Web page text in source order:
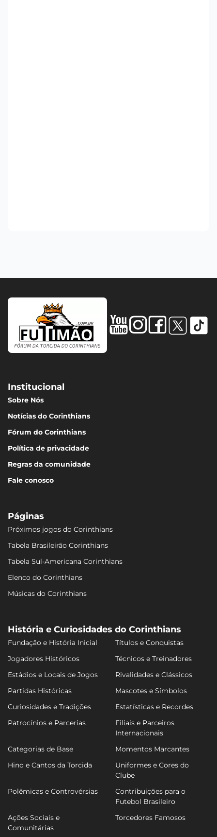
Institucional
Sobre Nós
Notícias do Corinthians
Fórum do Corinthians
Política de privacidade
Regras da comunidade
Fale conosco
Páginas
Próximos jogos do Corinthians
Tabela Brasileirão Corinthians
Tabela Sul-Americana Corinthians
Elenco do Corinthians
Músicas do Corinthians
História e Curiosidades do Corinthians
Fundação e História Inicial
Títulos e Conquistas
Jogadores Históricos
Técnicos e Treinadores
Estádios e Locais de Jogos
Rivalidades e Clássicos
Partidas Históricas
Mascotes e Símbolos
Curiosidades e Tradições
Estatísticas e Recordes
Patrocínios e Parcerias
Filiais e Parceiros
Internacionais
Categorias de Base
Momentos Marcantes
Hino e Cantos da Torcida
Uniformes e Cores do
Clube
Polêmicas e Controvérsias
Contribuições para o
Futebol Brasileiro
Ações Sociais e
Comunitárias
Torcedores Famosos